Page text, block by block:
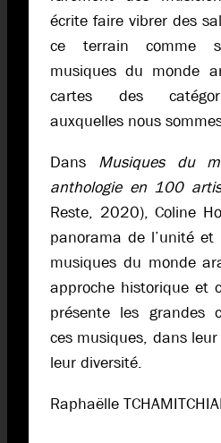
écrite faire vibrer des
ce terrain comme
musiques du monde
cartes des
auxquelles nous
Dans Musiques du
anthologie en 100
Reste, 2020), Coline
panorama de l’unité
musiques du monde
approche historique et
présente les grandes
ces musiques, dans
leur diversité.
Raphaëlle